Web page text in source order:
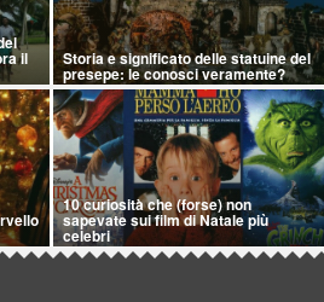
il Storia e significato delle statuine del
presepe: le conosci veramente?
10 curiosità che (forse) non
sapevate sui film di Natale più
celebri